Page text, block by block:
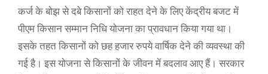
कर्ज के बोझ से दबे किसानों को राहत देने के लिए केंद्रीय बजट में
पीएम किसान सम्मान निधि योजना का प्रावधान किया गया था।
इसके तहत किसानों को छह हजार रुपये वार्षिक देने की व्यवस्था की
गई है। इस योजना से किसानों के जीवन में बदलाव आए हैं। सरकार